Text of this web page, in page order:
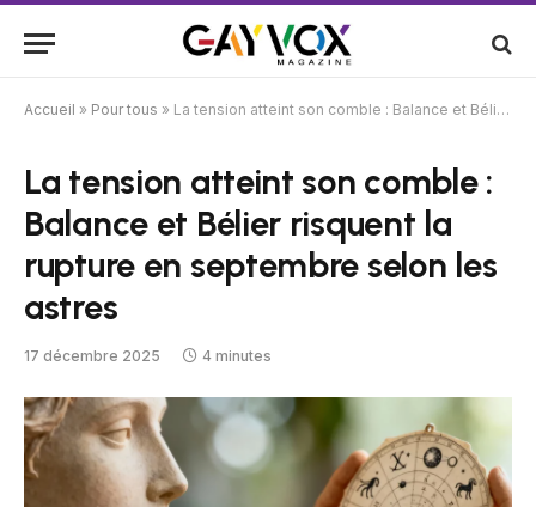
Accueil » Pour tous » La tension atteint son comble : Balance et Bélier risquent la rupture en septembre selon les astres
La tension atteint son comble :
Balance et Bélier risquent la
rupture en septembre selon les
astres
17 décembre 2025 4 minutes